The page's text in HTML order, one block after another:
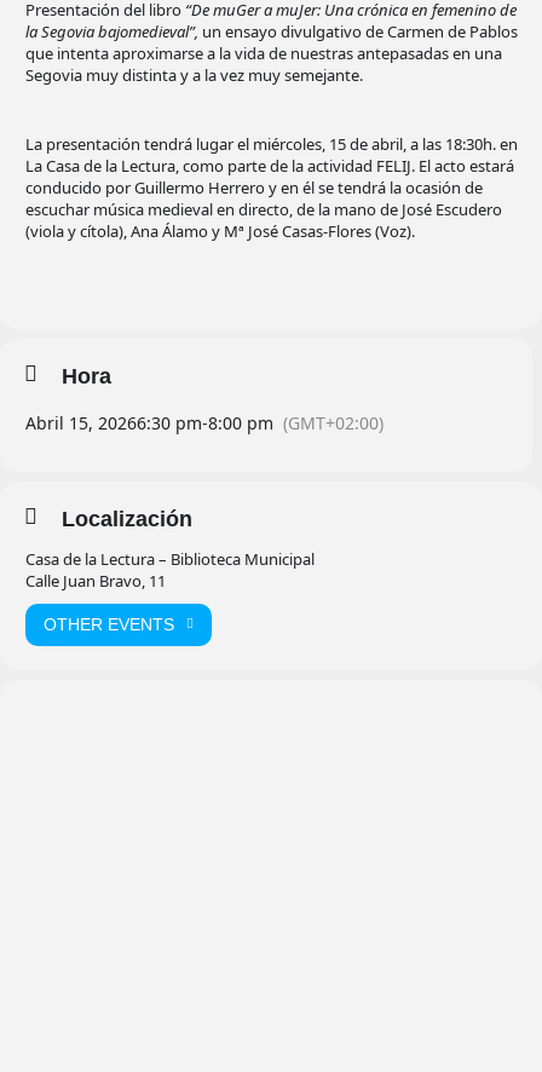
Presentación del libro “De muGer a muJer: Una crónica en femenino de
la Segovia bajomedieval”, un ensayo divulgativo de Carmen de Pablos
que intenta aproximarse a la vida de nuestras antepasadas en una
Segovia muy distinta y a la vez muy semejante.
La presentación tendrá lugar el miércoles, 15 de abril, a las 18:30h. en
La Casa de la Lectura, como parte de la actividad FELIJ. El acto estará
conducido por Guillermo Herrero y en él se tendrá la ocasión de
escuchar música medieval en directo, de la mano de José Escudero
(viola y cítola), Ana Álamo y Mª José Casas-Flores (Voz).
Hora
Abril 15, 20266:30 pm-8:00 pm (GMT+02:00)
Localización
Casa de la Lectura – Biblioteca Municipal
Calle Juan Bravo, 11
OTHER EVENTS